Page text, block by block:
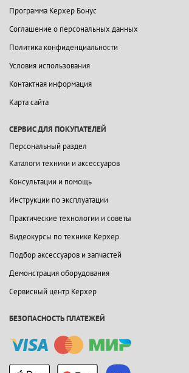
Программа Керхер Бонус
Соглашение о персональных данных
Политика конфиденциальности
Условия использования
Контактная информация
Карта сайта
СЕРВИС ДЛЯ ПОКУПАТЕЛЕЙ
Персональный раздел
Каталоги техники и аксессуаров
Консультации и помощь
Инструкции по эксплуатации
Практические технологии и советы
Видеокурсы по технике Керхер
Подбор аксессуаров и запчастей
Демонстрация оборудования
Сервисный центр Керхер
БЕЗОПАСНОСТЬ ПЛАТЕЖЕЙ